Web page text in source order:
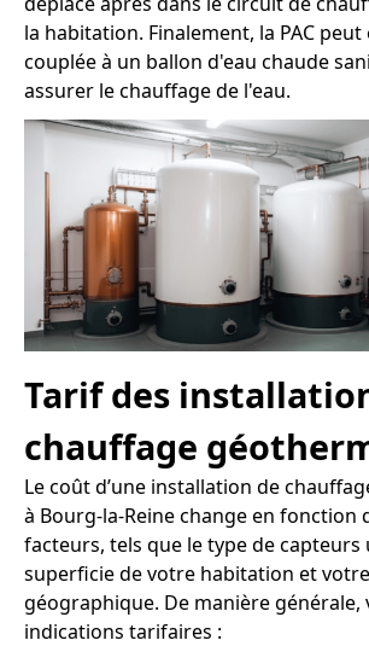
la habitation. Finalement, la PAC
couplée à un ballon d'eau chaude
assurer le chauffage de l'eau.
Tarif des
chauffage
Le coût d’une installation de
à Bourg-la-Reine change en fonction
facteurs, tels que le type de capteurs
superficie de votre habitation et
géographique. De manière générale,
indications tarifaires :